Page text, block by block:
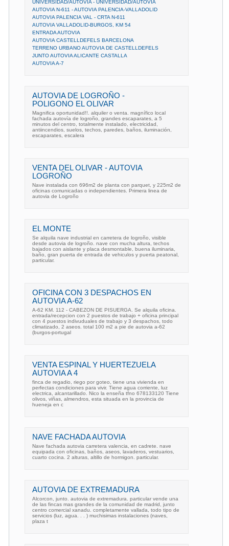
UNIVERSIDAD/AUTOVIA - UNIVERSIDAD/AUTOVIA
AUTOVIA N-611 - AUTOVIA PALENCIA-VALLADOLID
AUTOVIA PALENCIA VAL - CRTA N-611
AUTOVIA VALLADOLID-BURGOS, KM 54
ENTRADA AUTOVIA
AUTOVIA CASTELLDEFELS BARCELONA
TERRENO URBANO AUTOVIA DE CASTELLDEFELS
JUNTO AUTOVIA ALICANTE CASTALLA
AUTOVIA A-7
AUTOVIA DE LOGROÑO -
POLIGONO EL OLIVAR
Magnifica oportunidad!!. alquiler o venta. magnífico local
fachada autovía de logroño, grandes escaparates, a 5
minutos del centro, totalmente instalado, electricidad,
antiincendios, suelos, techos, paredes, baños, iluminación,
escaparates, escalera
VENTA DEL OLIVAR - AUTOVIA
LOGROÑO
Nave instalada con 696m2 de planta con parquet, y 225m2 de
oficinas comunicadas o independientes. Primera linea de
autovia de Logroño
EL MONTE
Se alquila nave industrial en carretera de logroño, visible
desde autovia de logroño. nave con mucha altura, techos
bajados con aislante y placa desmontable, buena iluminaria,
baño, gran puerta de entrada de vehiculos y puerta peatonal,
particular.
OFICINA CON 3 DESPACHOS EN
AUTOVIA A-62
A-62 KM. 112 - CABEZON DE PISUERGA. Se alquila oficina.
entrada/recepcion con 2 puestos de trabajo + oficina principal
con 4 puestos indivuduales de trabajo y 3 despachos, todo
climatizado, 2 aseos. total 100 m2 a pie de autovia a-62
(burgos-portugal
VENTA ESPINAL Y HUERTEZUELA
AUTOVIA A 4
finca de regadio, riego por goteo, tiene una vivienda en
perfectas condiciones para vivir. Tiene agua corriente, luz
electrica, alcantarillado. Nico la enseña tfno 678133120 Tiene
olivos, viñas, almendros, esta situada en la provincia de
hueneja en c
NAVE FACHADA AUTOVIA
Nave fachada autovia carretera valencia, en cadrete. nave
equipada con oficinas, baños, aseos, lavaderos, vestuarios,
cuarto cocina. 2 alturas, altillo de hormigon. particular.
AUTOVIA DE EXTREMADURA
Alcorcon, junto. autovia de extremadura. particular vende una
de las fincas mas grandes de la comunidad de madrid, junto
centro comercial xanadu. completamente vallada, todo tipo de
servicios (luz, agua. . . ) muchisimas instalaciones (naves,
plaza t